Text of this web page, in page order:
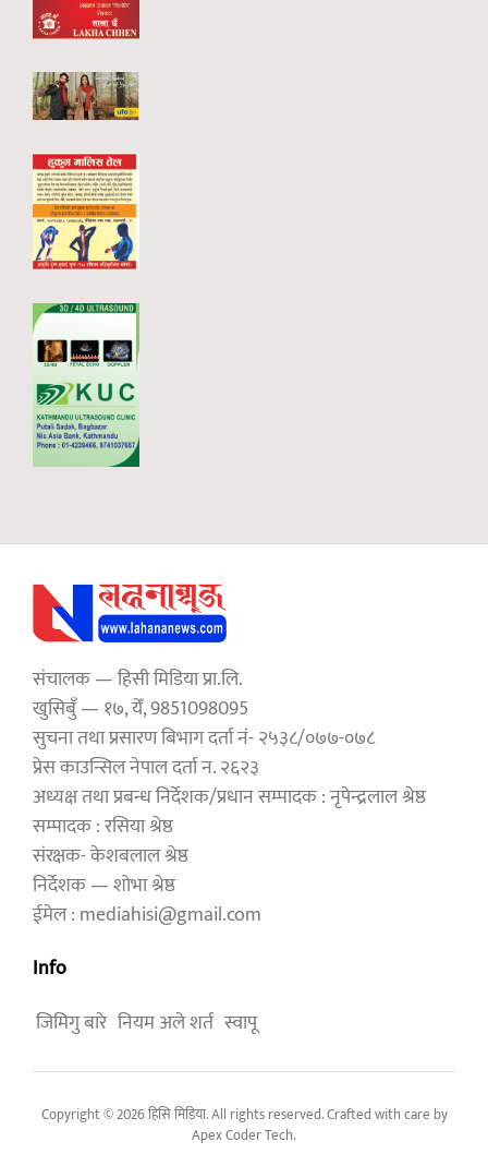
संचालक — हिसी मिडिया प्रा.लि.
खुसिबुँ — १७, येँ, 9851098095
सुचना तथा प्रसारण बिभाग दर्ता नं- २५३८/०७७-०७८
प्रेस काउन्सिल नेपाल दर्ता न. २६२३
अध्यक्ष तथा प्रबन्ध निर्देशक/प्रधान सम्पादक : नृपेन्द्रलाल श्रेष्ठ
सम्पादक : रसिया श्रेष्ठ
संरक्षक- केशबलाल श्रेष्ठ
निर्देशक — शोभा श्रेष्ठ
ईमेल : mediahisi@gmail.com
Info
जिमिगु बारे नियम अले शर्त स्वापू
Copyright © 2026 हिसि मिडिया. All rights reserved. Crafted with care by
Apex Coder Tech.